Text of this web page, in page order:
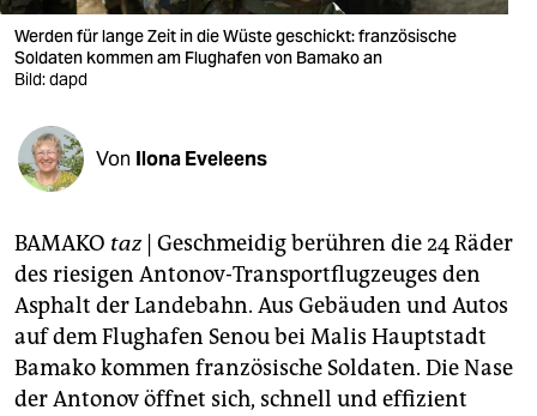
veranstaltungen
shop
fragen & hilfe
unterstützen
genossenschaft
epaper login
Werden für lange Zeit in die Wüste geschickt: französische
Soldaten kommen am Flughafen von Bamako an
Bild: dapd
Von Ilona Eveleens
BAMAKO taz| Geschmeidig berühren die 24 Räder
des riesigen Antonov-Transportflugzeuges den
Asphalt der Landebahn. Aus Gebäuden und Autos
auf dem Flughafen Senou bei Malis Hauptstadt
Bamako kommen französische Soldaten. Die Nase
der Antonov öffnet sich, schnell und effizient